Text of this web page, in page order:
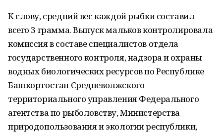
К слову, средний вес каждой рыбки составил
всего 3 грамма. Выпуск мальков контролировала
комиссия в составе специалистов отдела
государственного контроля, надзора и охраны
водных биологических ресурсов по Республике
Башкортостан Средневолжского
территориального управления Федерального
агентства по рыболовству, Министерства
природопользования и экологии республики,